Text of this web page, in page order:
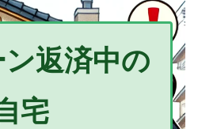
返済中の
宅